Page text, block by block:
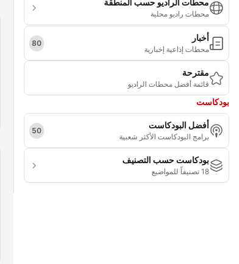
محطات الراديو حسب المنطقة
محطات راديو محلية
أخبار
محطات إذاعية إخبارية
80
مقترحة
قائمة أفضل محطات الراديو
بودكاست
أفضل البودكاست
برامج البودكاست الأكثر شعبية
50
بودكاست حسب التصنيف
18 تصنيفاً للمواضيع